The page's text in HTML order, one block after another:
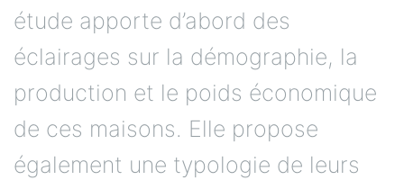
étude apporte d’abord des
éclairages sur la démographie, la
production et le poids économique
de ces maisons. Elle propose
également une typologie de leurs